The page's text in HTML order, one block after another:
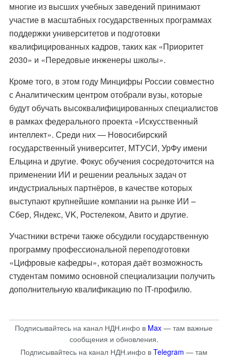
многие из высших учебных заведений принимают
участие в масштабных государственных программах
поддержки университетов и подготовки
квалифицированных кадров, таких как «Приоритет
2030» и «Передовые инженеры школы».
Кроме того, в этом году Минцифры России совместно
с Аналитическим центром отобрали вузы, которые
будут обучать высоквалифицированных специалистов
в рамках федерального проекта «Искусственный
интеллект». Среди них — Новосибирский
государственный университет, МТУСИ, УрФу имени
Ельцина и другие. Фокус обучения сосредоточится на
применении ИИ и решении реальных задач от
индустриальных партнёров, в качестве которых
выступают крупнейшие компании на рынке ИИ –
Сбер, Яндекс, VK, Ростелеком, Авито и другие.
Участники встречи также обсудили государственную
программу профессиональной переподготовки
«Цифровые кафедры», которая даёт возможность
студентам помимо основной специализации получить
дополнительную квалификацию по IT-профилю.
Подписывайтесь на канал НДН.инфо в Max — там важные
сообщения и обновления.
Подписывайтесь на канал НДН.инфо в Telegram — там